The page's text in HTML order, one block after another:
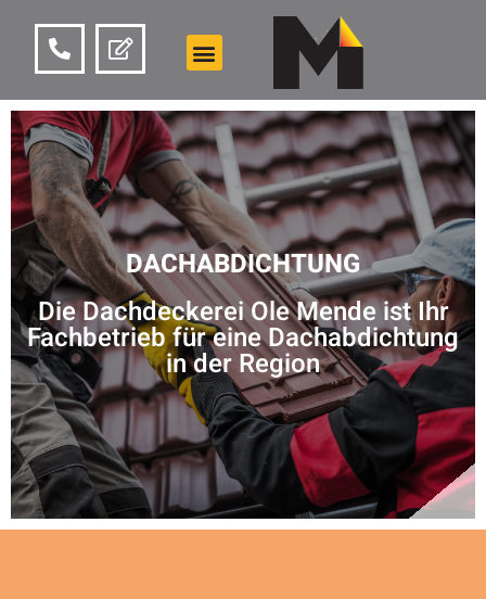
DACHABDICHTUNG
Die Dachdeckerei Ole Mende ist Ihr
Fachbetrieb für eine Dachabdichtung
in der Region